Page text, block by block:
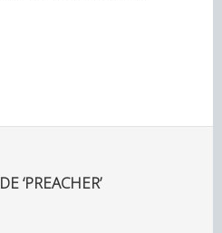
‘PREACHER’